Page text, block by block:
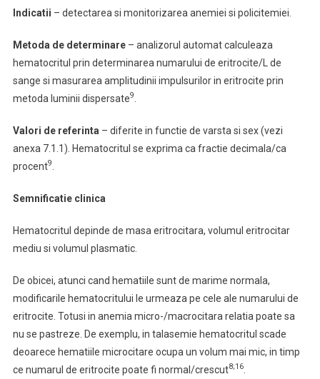
Indicatii – detectarea si monitorizarea anemiei si policitemiei.
Metoda de determinare– analizorul automat calculeaza
hematocritul prin determinarea numarului de eritrocite/L de
sange si masurarea amplitudinii impulsurilor in eritrocite prin
metoda luminii dispersate9
Valori de referinta – diferite in functie de varsta si sex (vezi
anexa 7.1.1). Hematocritul se exprima ca fractie decimala/ca
procent9
Semnificatie clinica
Hematocritul depinde de masa eritrocitara, volumul eritrocitar
mediu si volumul plasmatic.
De obicei, atunci cand hematiile sunt de marime normala,
modificarile hematocritului le urmeaza pe cele ale numarului de
eritrocite. Totusi in anemia micro-/macrocitara relatia poate sa
nu se pastreze. De exemplu, in talasemie hematocritul scade
deoarece hematiile microcitare ocupa un volum mai mic, in timp
ce numarul de eritrocite poate fi normal/crescut8;16.